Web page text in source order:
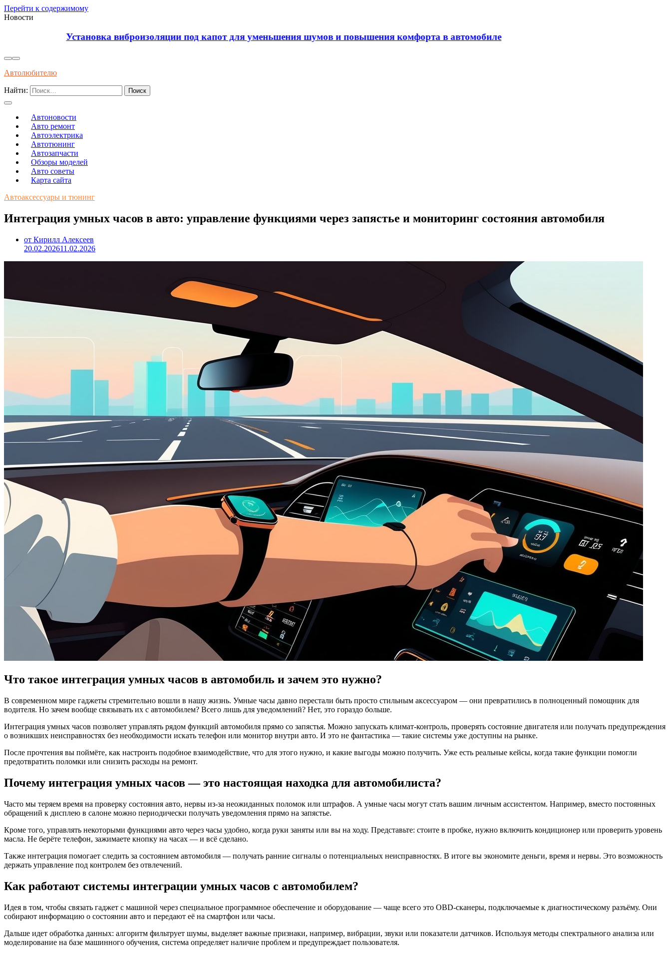
Перейти к содержимому
Новости
Установка виброизоляции под капот для уменьшения шумов и повышения комфорта в автомобиле
Автолюбителю
Найти:
Автоновости
Авто ремонт
Автоэлектрика
Автотюнинг
Автозапчасти
Обзоры моделей
Авто советы
Карта сайта
Автоаксессуары и тюнинг
Интеграция умных часов в авто: управление функциями через запястье и мониторинг состояния автомобиля
от Кирилл Алексеев
20.02.202611.02.2026
Что такое интеграция умных часов в автомобиль и зачем это нужно?
В современном мире гаджеты стремительно вошли в нашу жизнь. Умные часы давно перестали быть просто стильным аксессуаром — они превратились в полноценный помощник для
водителя. Но зачем вообще связывать их с автомобилем? Всего лишь для уведомлений? Нет, это гораздо больше.
Интеграция умных часов позволяет управлять рядом функций автомобиля прямо со запястья. Можно запускать климат-контроль, проверять состояние двигателя или получать предупреждения
о возникших неисправностях без необходимости искать телефон или монитор внутри авто. И это не фантастика — такие системы уже доступны на рынке.
После прочтения вы поймёте, как настроить подобное взаимодействие, что для этого нужно, и какие выгоды можно получить. Уже есть реальные кейсы, когда такие функции помогли
предотвратить поломки или снизить расходы на ремонт.
Почему интеграция умных часов — это настоящая находка для автомобилиста?
Часто мы теряем время на проверку состояния авто, нервы из-за неожиданных поломок или штрафов. А умные часы могут стать вашим личным ассистентом. Например, вместо постоянных
обращений к дисплею в салоне можно периодически получать уведомления прямо на запястье.
Кроме того, управлять некоторыми функциями авто через часы удобно, когда руки заняты или вы на ходу. Представьте: стоите в пробке, нужно включить кондиционер или проверить уровень
масла. Не берёте телефон, зажимаете кнопку на часах — и всё сделано.
Также интеграция помогает следить за состоянием автомобиля — получать ранние сигналы о потенциальных неисправностях. В итоге вы экономите деньги, время и нервы. Это возможность
держать управление под контролем без отвлечений.
Как работают системы интеграции умных часов с автомобилем?
Идея в том, чтобы связать гаджет с машиной через специальное программное обеспечение и оборудование — чаще всего это OBD‑сканеры, подключаемые к диагностическому разъёму. Они
собирают информацию о состоянии авто и передают её на смартфон или часы.
Дальше идет обработка данных: алгоритм фильтрует шумы, выделяет важные признаки, например, вибрации, звуки или показатели датчиков. Используя методы спектрального анализа или
моделирование на базе машинного обучения, система определяет наличие проблем и предупреждает пользователя.